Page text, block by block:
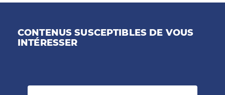
CONTENUS SUSCEPTIBLES DE VOUS
INTÉRESSER